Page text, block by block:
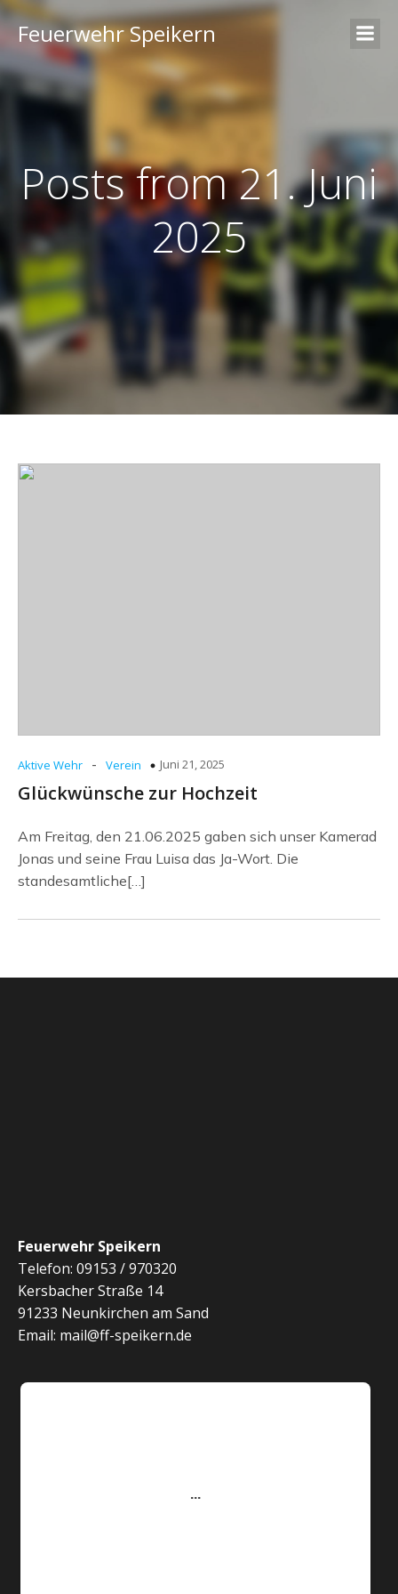
Feuerwehr Speikern
Posts from 21. Juni
2025
Aktive Wehr - Verein Juni 21, 2025
Glückwünsche zur Hochzeit
Am Freitag, den 21.06.2025 gaben sich unser Kamerad
Jonas und seine Frau Luisa das Ja-Wort. Die
standesamtliche[…]
Feuerwehr Speikern
Telefon: 09153 / 970320
Kersbacher Straße 14
91233 Neunkirchen am Sand
Email: mail@ff-speikern.de